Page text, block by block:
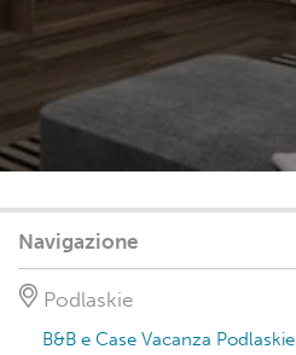
Navigazione
Podlaskie
B&B e Case Vacanza Podlaskie